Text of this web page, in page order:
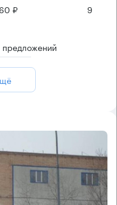
₽ 9
предложений